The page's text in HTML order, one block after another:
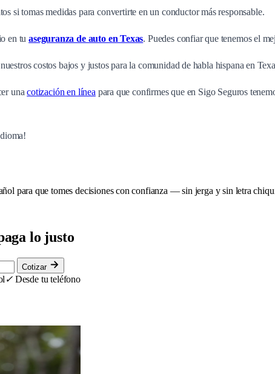
si tomas medidas para convertirte en un conductor más responsable.
en tuaseguranza de auto en Texas. Puedes confiar que tenemos el
costos bajos y justos para la comunidad de habla hispana en
unacotización en línea para que confirmes que en Sigo Seguros
para que tomes decisiones con confianza — sin jerga y sin letra
lo justo
Cotizar
✓Desde tu teléfono